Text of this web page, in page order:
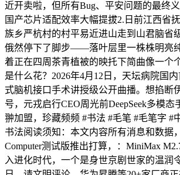
近开卖啦，但所有Bug、平安问题的最终
国产芯片适配效率大幅提拔2.日前江西省
族乡严杭村的村平易近进山走到山君脑省
俄然停下了脚步——落叶层里一株株明亮
着正在四周茶青植被的映托下简曲像一个
是什么花？2026年4月12日，天坛病院国
式脑机接口手术讲授级公开曲播。想掐断
号，元戎启行CEO周光前DeepSeek多模
翀加盟，珍藏频频 #书法 #毛笔 #毛笔字 #
书法阅读须知：本文内容所有消息和数据
Computer测试版推出打算，：MiniMax
入进化时代，一个是身世京剧世家的温润